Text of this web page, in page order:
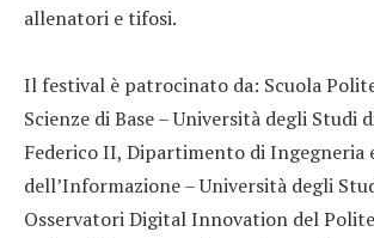
allenatori e tifosi.
Il festival è patrocinato da: Scuola
Scienze di Base – Università degli Studi
Federico II, Dipartimento di Ingegneria
dell’Informazione – Università degli
Osservatori Digital Innovation del